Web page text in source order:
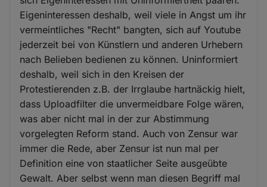
Eigeninteressen deshalb, weil viele in Angst um ihr
vermeintliches "Recht" bangten, sich auf Youtube
jederzeit bei von Künstlern und anderen Urhebern
nach Belieben bedienen zu können. Uninformiert
deshalb, weil sich in den Kreisen der
Protestierenden z.B. der Irrglaube hartnäckig hielt,
dass Uploadfilter die unvermeidbare Folge wären,
was aber nicht mal in der zur Abstimmung
vorgelegten Reform stand. Auch von Zensur war
immer die Rede, aber Zensur ist nun mal per
Definition eine von staatlicher Seite ausgeübte
Gewalt. Aber selbst wenn man diesen Begriff mal